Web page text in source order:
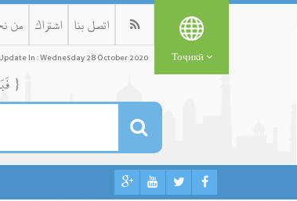
من اشتراك اتصل بنا
In : Wednesday 28 October 2020 Тоҷикӣ
{ فَبَشِّرۡ عِبَادِ ٱلَّذِينَ يَسۡتَمِعُونَ ٱلۡقَوۡلَ فَيَتَّبِعُونَ أَحۡسَنَهُۥٓۚ أُوْلَٰٓئِكَ ٱلَّذِينَ هَدَىٰهُمُ ٱللَّهُۖ وَأُوْلَٰٓئِكَ هُمۡ أُوْلُواْ ٱلۡأَلۡبَٰبِ }